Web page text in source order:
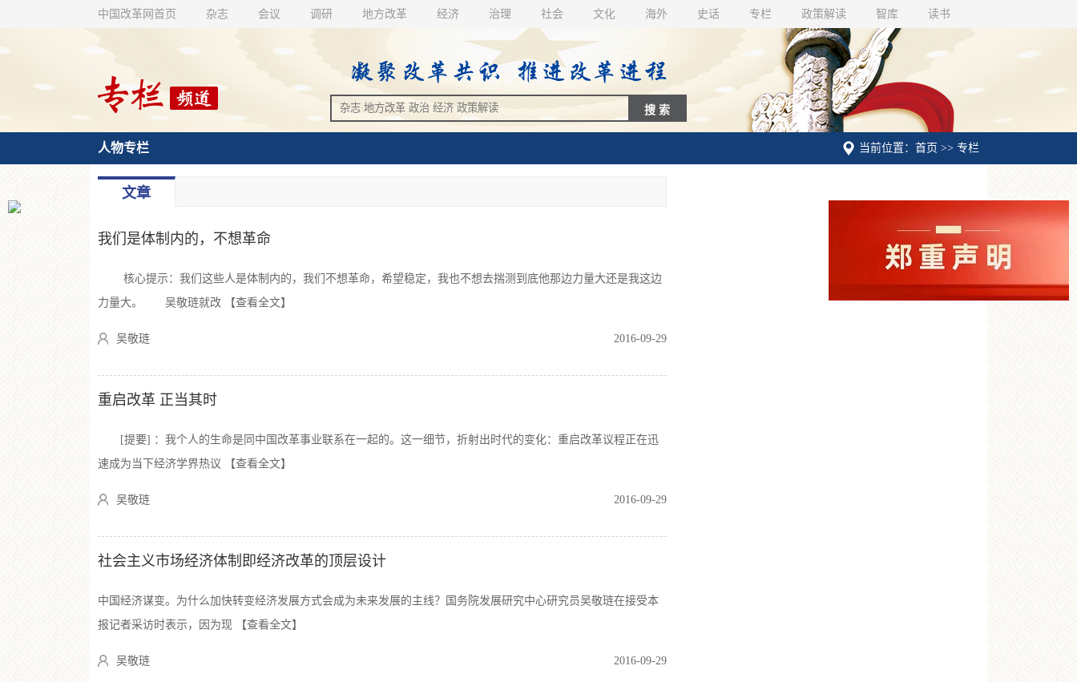
中国改革网首页 杂志 会议 调研 地方改革 经济 治理 社会 文化 海外 史话 专栏 政策解读 智库 读书
当前位置：首页 >> 专栏
人物专栏
文章
我们是体制内的，不想革命
核心提示：我们这些人是体制内的，我们不想革命，希望稳定，我也不想去揣测到底他那边力量大还是我这边
力量大。 吴敬琏就改 【查看全文】
2016-09-29
吴敬琏
重启改革 正当其时
[提要] ：我个人的生命是同中国改革事业联系在一起的。这一细节，折射出时代的变化：重启改革议程正在迅
速成为当下经济学界热议 【查看全文】
2016-09-29
吴敬琏
社会主义市场经济体制即经济改革的顶层设计
中国经济谋变。为什么加快转变经济发展方式会成为未来发展的主线？国务院发展研究中心研究员吴敬琏在接受本
报记者采访时表示，因为现 【查看全文】
2016-09-29
吴敬琏